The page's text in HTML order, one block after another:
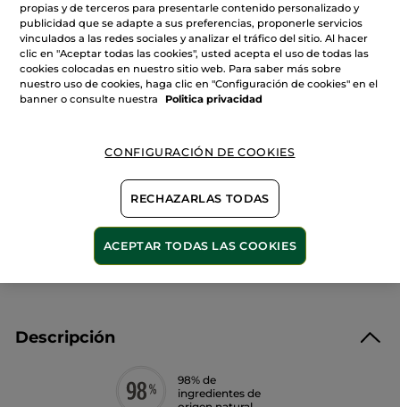
Leer
reseñas
Mascarilla
Desincrustante
al
Carbón
ml
Cantidad
AÑADIR A MI CESTA
Entrega entre 5 a 8 días hábiles
Satisfecho o te devolvemos el dinero
Las promociones o ventajas Yves Rocher son
calculadas en comparación con los Precios tarifa
recomendados (P.T.R.)
Descripción
98% de
ingredientes de
propias y de terceros para presentarle contenido personalizado y
publicidad que se adapte a sus preferencias, proponerle servicios
vinculados a las redes sociales y analizar el tráfico del sitio. Al hacer
clic en "Aceptar todas las cookies", usted acepta el uso de todas las
cookies colocadas en nuestro sitio web. Para saber más sobre
nuestro uso de cookies, haga clic en "Configuración de cookies" en el
banner o consulte nuestra
Politica privacidad
CONFIGURACIÓN DE COOKIES
RECHAZARLAS TODAS
ACEPTAR TODAS LAS COOKIES